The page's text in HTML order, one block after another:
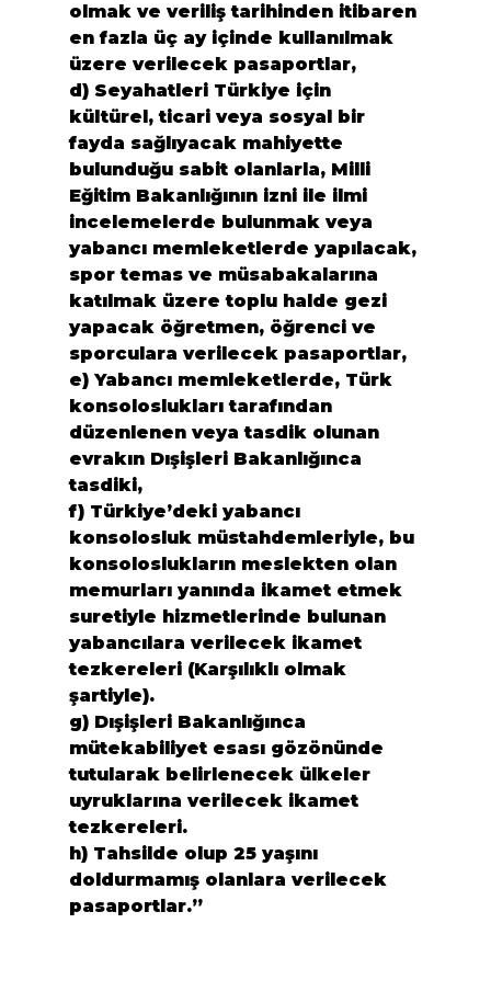
olmak ve veriliş tarihinden itibaren
en fazla üç ay içinde kullanılmak
üzere verilecek pasaportlar,
d) Seyahatleri Türkiye için
kültürel, ticari veya sosyal bir
fayda sağlıyacak mahiyette
bulunduğu sabit olanlarla, Milli
Eğitim Bakanlığının izni ile ilmi
incelemelerde bulunmak veya
yabancı memleketlerde yapılacak,
spor temas ve müsabakalarına
katılmak üzere toplu halde gezi
yapacak öğretmen, öğrenci ve
sporculara verilecek pasaportlar,
e) Yabancı memleketlerde, Türk
konsoloslukları tarafından
düzenlenen veya tasdik olunan
evrakın Dışişleri Bakanlığınca
tasdiki,
f) Türkiye’deki yabancı
konsolosluk müstahdemleriyle, bu
konsoloslukların meslekten olan
memurları yanında ikamet etmek
suretiyle hizmetlerinde bulunan
yabancılara verilecek ikamet
tezkereleri (Karşılıklı olmak
şartiyle).
g) Dışişleri Bakanlığınca
mütekabiliyet esası gözönünde
tutularak belirlenecek ülkeler
uyruklarına verilecek ikamet
tezkereleri.
h) Tahsilde olup 25 yaşını
doldurmamış olanlara verilecek
pasaportlar.”